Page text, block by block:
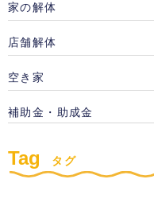
家の解体
店舗解体
空き家
補助金・助成金
Tag タグ